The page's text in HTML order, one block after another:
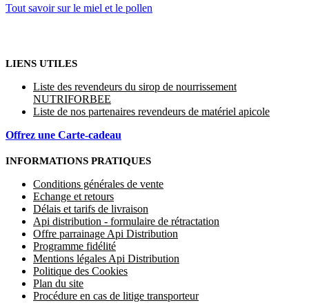
Tout savoir sur le miel et le pollen
LIENS UTILES
Liste des revendeurs du sirop de nourrissement
NUTRIFORBEE
Liste de nos partenaires revendeurs de matériel apicole
Offrez une Carte-cadeau
INFORMATIONS PRATIQUES
Conditions générales de vente
Echange et retours
Délais et tarifs de livraison
Api distribution - formulaire de rétractation
Offre parrainage Api Distribution
Programme fidélité
Mentions légales Api Distribution
Politique des Cookies
Plan du site
Procédure en cas de litige transporteur